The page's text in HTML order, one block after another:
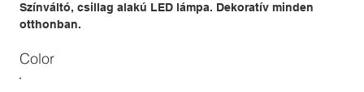
Színváltó, csillag alakú LED lámpa. Dekoratív minden
otthonban.
Color